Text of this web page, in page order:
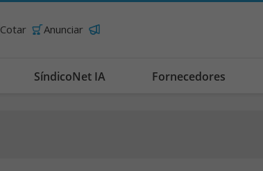
Cotar Anunciar
SíndicoNet IA Fornecedores